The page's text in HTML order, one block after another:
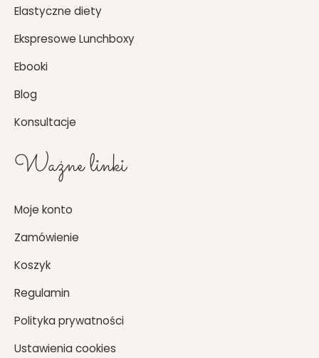
Elastyczne diety
Ekspresowe Lunchboxy
Ebooki
Blog
Konsultacje
Ważne linki
Moje konto
Zamówienie
Koszyk
Regulamin
Polityka prywatności
Ustawienia cookies